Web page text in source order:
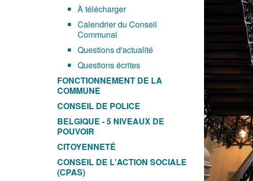
À télécharger
Calendrier du Conseil
Communal
Questions d'actualité
Questions écrites
FONCTIONNEMENT DE LA
COMMUNE
CONSEIL DE POLICE
BELGIQUE - 5 NIVEAUX DE
POUVOIR
CITOYENNETÉ
CONSEIL DE L'ACTION SOCIALE
(CPAS)